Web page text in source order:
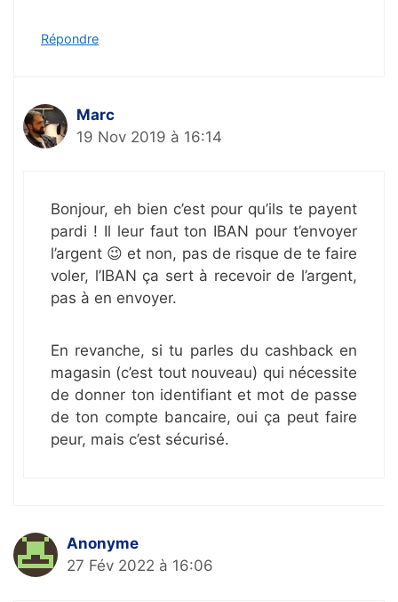
Répondre
Marc
19 Nov 2019 à 16:14
Bonjour, eh bien c’est pour qu’ils te payent
pardi ! Il leur faut ton IBAN pour t’envoyer
l’argent 😉 et non, pas de risque de te faire
voler, l’IBAN ça sert à recevoir de l’argent,
pas à en envoyer.
En revanche, si tu parles du cashback en
magasin (c’est tout nouveau) qui nécessite
de donner ton identifiant et mot de passe
de ton compte bancaire, oui ça peut faire
peur, mais c’est sécurisé.
Anonyme
27 Fév 2022 à 16:06